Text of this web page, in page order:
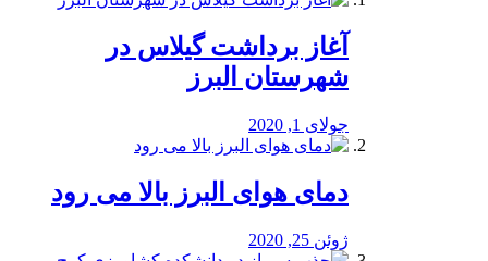
آغاز برداشت گیلاس در
شهرستان البرز
جولای 1, 2020
دمای هوای البرز بالا می رود
ژوئن 25, 2020